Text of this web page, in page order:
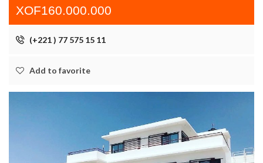
XOF160.000.000
(+221 ) 77 575 15 11
Add to favorite